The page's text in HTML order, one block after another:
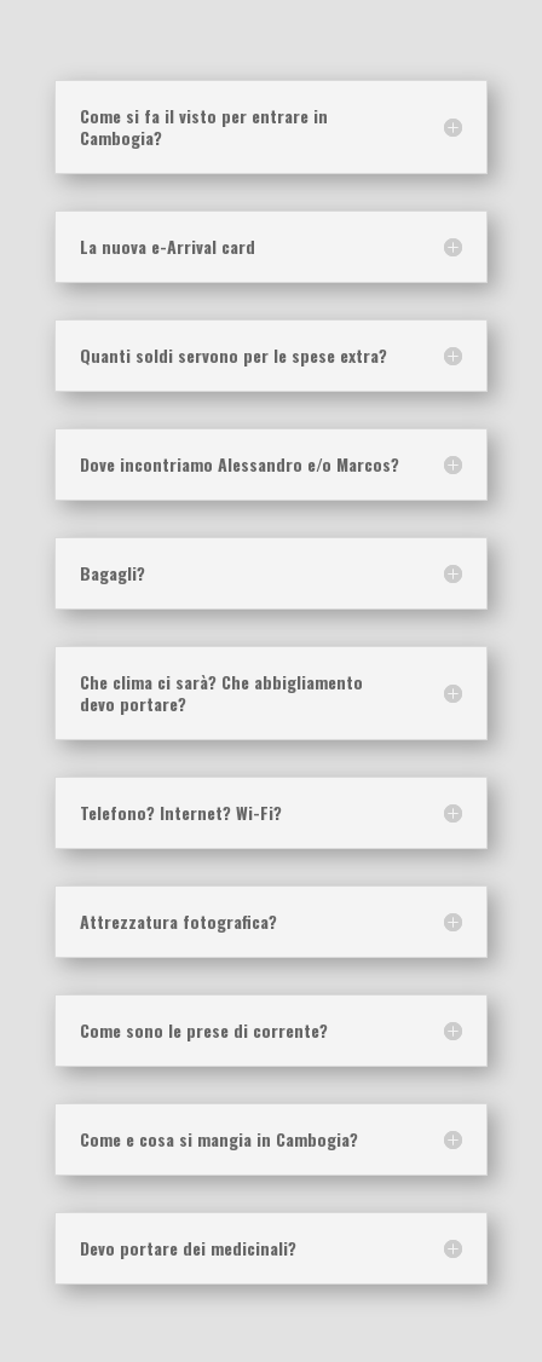
Come si fa il visto per entrare in
Cambogia?
La nuova e-Arrival card
Quanti soldi servono per le spese extra?
Dove incontriamo Alessandro e/o Marcos?
Bagagli?
Che clima ci sarà? Che abbigliamento
devo portare?
Telefono? Internet? Wi-Fi?
Attrezzatura fotografica?
Come sono le prese di corrente?
Come e cosa si mangia in Cambogia?
Devo portare dei medicinali?